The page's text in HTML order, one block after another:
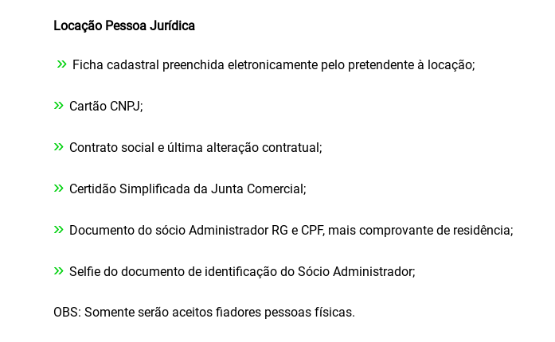
Locação Pessoa Jurídica
» Ficha cadastral preenchida eletronicamente pelo pretendente à locação;
» Cartão CNPJ;
» Contrato social e última alteração contratual;
» Certidão Simplificada da Junta Comercial;
» Documento do sócio Administrador RG e CPF, mais comprovante de residência;
» Selfie do documento de identificação do Sócio Administrador;
OBS: Somente serão aceitos fiadores pessoas físicas.